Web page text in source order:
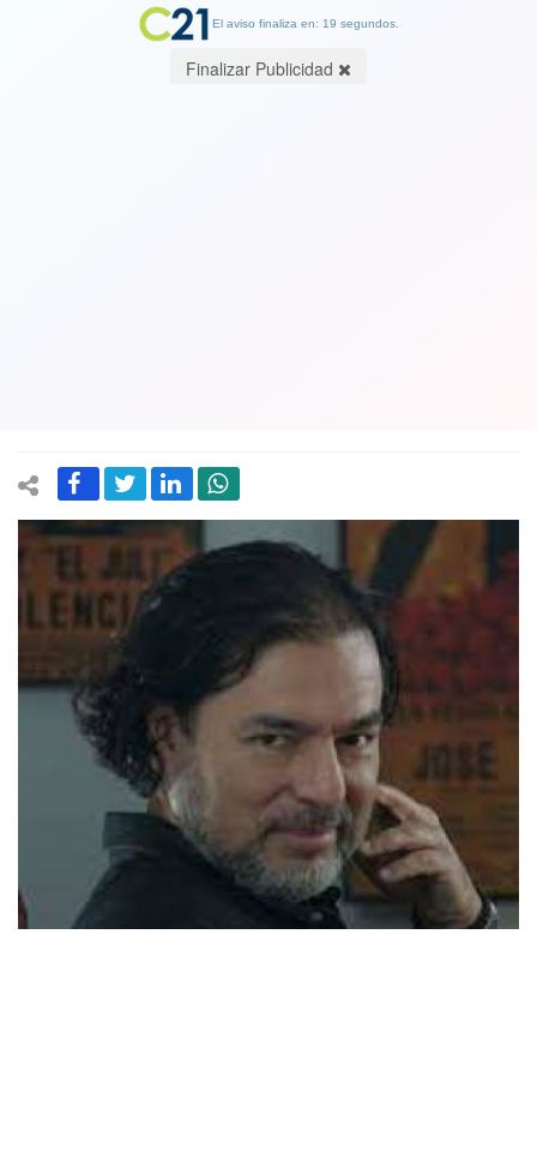
El aviso finaliza en: 19 segundos.
Finalizar Publicidad